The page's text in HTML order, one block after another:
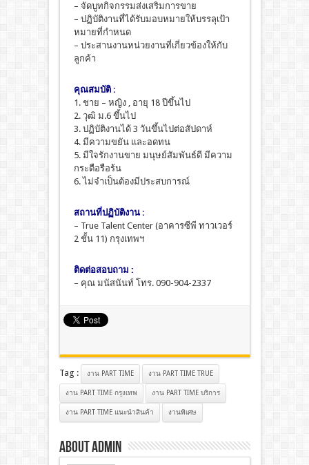
– จัดบูทกิจกรรมส่งเสริมการขาย
– ปฏิบัติงานที่ได้รับมอบหมายให้บรรลุเป้า
หมายที่กำหนด
– ประสานงานหน่วยงานที่เกี่ยวข้องให้กับ
ลูกค้า
คุณสมบัติ :
1. ชาย – หญิง , อายุ 18 ปีขึ้นไป
2. วุฒิ ม.6 ขึ้นไป
3. ปฏิบัติงานได้ 3 วันขึ้นไปต่อสัปดาห์
4. มีความขยัน และอดทน
5. มีใจรักงานขาย มนุษย์สัมพันธ์ดี มีความ
กระตือรือร้น
6. ไม่จำเป็นต้องมีประสบการณ์
สถานที่ปฏิบัติงาน :
– True Talent Center (อาคารซีพี ทาวเวอร์
2 ชั้น 11) กรุงเทพฯ
ติดต่อสอบถาม :
– คุณ มนัสนันท์ โทร. 090-904-2337
Tag : งาน PART TIME งาน PART TIME TRUE
งาน PART TIME กรุงเทพ งาน PART TIME บริการ
งาน PART TIME แนะนำสินค้า งานพิเศษ
About admin